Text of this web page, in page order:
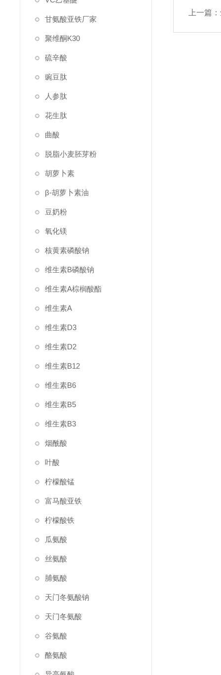
甘氨酸亚铁厂家
聚维酮K30
硫辛酸
豌豆肽
人参肽
花生肽
曲酸
脱脂小麦胚芽粉
胡萝卜素
β-胡萝卜素油
豆奶粉
氧化镁
核黄素磷酸钠
维生素B磷酸钠
维生素A棕榈酸酯
维生素A
维生素D3
维生素D2
维生素B12
维生素B6
维生素B5
维生素B3
烟酰酸
叶酸
柠檬酸锰
富马酸亚铁
柠檬酸铁
瓜氨酸
丝氨酸
脯氨酸
天门冬氨酸钠
天门冬氨酸
谷氨酸
酪氨酸
上一篇：